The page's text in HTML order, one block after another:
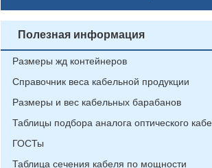
Полезная информация
Размеры жд контейнеров
Справочник веса кабельной продукции
Размеры и вес кабельных барабанов
Таблицы подбора аналога оптического
ГОСТы
Таблица сечения кабеля по мощности